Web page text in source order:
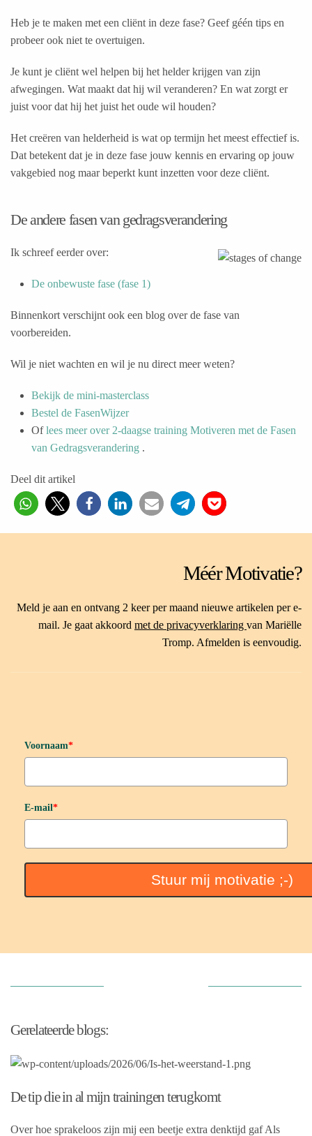
Heb je te maken met een cliënt in deze fase? Geef géén tips en
probeer ook niet te overtuigen.
Je kunt je cliënt wel helpen bij het helder krijgen van zijn
afwegingen. Wat maakt dat hij wil veranderen? En wat zorgt er
juist voor dat hij het juist het oude wil houden?
Het creëren van helderheid is wat op termijn het meest effectief is.
Dat betekent dat je in deze fase jouw kennis en ervaring op jouw
vakgebied nog maar beperkt kunt inzetten voor deze cliënt.
De andere fasen van gedragsverandering
Ik schreef eerder over:
De onbewuste fase (fase 1)
Binnenkort verschijnt ook een blog over de fase van
voorbereiden.
Wil je niet wachten en wil je nu direct meer weten?
Bekijk de mini-masterclass
Bestel de FasenWijzer
Oflees meer over 2-daagse training Motiveren met de Fasen
van Gedragsverandering .
Deel dit artikel
Méér Motivatie?
Meld je aan en ontvang 2 keer per maand nieuwe artikelen per e-
mail. Je gaat akkoord met de privacyverklaring van Mariëlle
Tromp. Afmelden is eenvoudig.
Voornaam*
E-mail*
Stuur mij motivatie ;-)
Gerelateerde blogs:
De tip die in al mijn trainingen terugkomt
Over hoe sprakeloos zijn mij een beetje extra denktijd gaf Als